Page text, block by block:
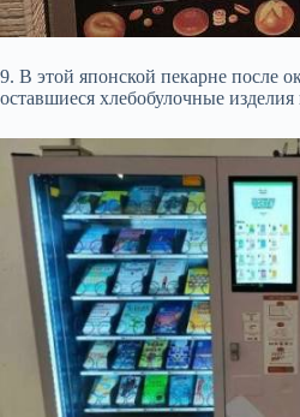
9. В этой японской пекарне после
оставшиеся хлебобулочные